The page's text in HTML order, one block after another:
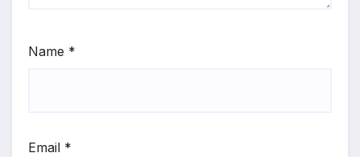
Name *
Email *